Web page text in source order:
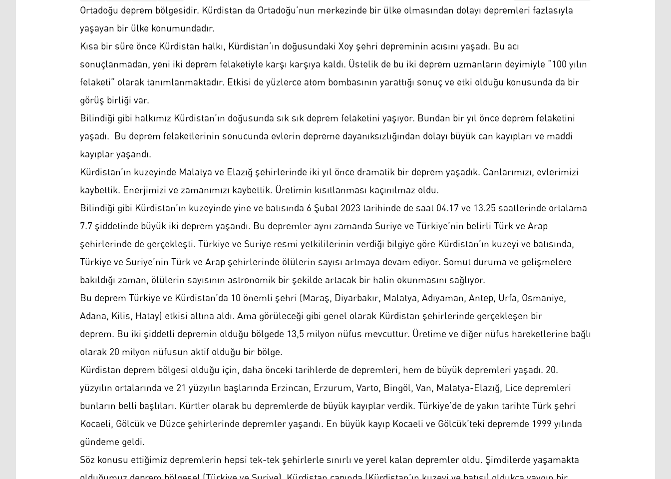
Ortadoğu deprem bölgesidir. Kürdistan da Ortadoğu’nun merkezinde bir ülke olmasından dolayı depremleri fazlasıyla
yaşayan bir ülke konumundadır.
Kısa bir süre önce Kürdistan halkı, Kürdistan’ın doğusundaki Xoy şehri depreminin acısını yaşadı. Bu acı
sonuçlanmadan, yeni iki deprem felaketiyle karşı karşıya kaldı. Üstelik de bu iki deprem uzmanların deyimiyle “100 yılın
felaketi” olarak tanımlanmaktadır. Etkisi de yüzlerce atom bombasının yarattığı sonuç ve etki olduğu konusunda da bir
görüş birliği var.
Bilindiği gibi halkımız Kürdistan’ın doğusunda sık sık deprem felaketini yaşıyor. Bundan bir yıl önce deprem felaketini
yaşadı. Bu deprem felaketlerinin sonucunda evlerin depreme dayanıksızlığından dolayı büyük can kayıpları ve maddi
kayıplar yaşandı.
Kürdistan’ın kuzeyinde Malatya ve Elazığ şehirlerinde iki yıl önce dramatik bir deprem yaşadık. Canlarımızı, evlerimizi
kaybettik. Enerjimizi ve zamanımızı kaybettik. Üretimin kısıtlanması kaçınılmaz oldu.
Bilindiği gibi Kürdistan’ın kuzeyinde yine ve batısında 6 Şubat 2023 tarihinde de saat 04.17 ve 13.25 saatlerinde ortalama
7.7 şiddetinde büyük iki deprem yaşandı. Bu depremler aynı zamanda Suriye ve Türkiye’nin belirli Türk ve Arap
şehirlerinde de gerçekleşti. Türkiye ve Suriye resmi yetkililerinin verdiği bilgiye göre Kürdistan’ın kuzeyi ve batısında,
Türkiye ve Suriye’nin Türk ve Arap şehirlerinde ölülerin sayısı artmaya devam ediyor. Somut duruma ve gelişmelere
bakıldığı zaman, ölülerin sayısının astronomik bir şekilde artacak bir halin okunmasını sağlıyor.
Bu deprem Türkiye ve Kürdistan’da 10 önemli şehri (Maraş, Diyarbakır, Malatya, Adıyaman, Antep, Urfa, Osmaniye,
Adana, Kilis, Hatay) etkisi altına aldı. Ama görüleceği gibi genel olarak Kürdistan şehirlerinde gerçekleşen bir
deprem. Bu iki şiddetli depremin olduğu bölgede 13,5 milyon nüfus mevcuttur. Üretime ve diğer nüfus hareketlerine bağlı
olarak 20 milyon nüfusun aktif olduğu bir bölge.
Kürdistan deprem bölgesi olduğu için, daha önceki tarihlerde de depremleri, hem de büyük depremleri yaşadı. 20.
yüzyılın ortalarında ve 21 yüzyılın başlarında Erzincan, Erzurum, Varto, Bingöl, Van, Malatya-Elazığ, Lice depremleri
bunların belli başlıları. Kürtler olarak bu depremlerde de büyük kayıplar verdik. Türkiye’de de yakın tarihte Türk şehri
Kocaeli, Gölcük ve Düzce şehirlerinde depremler yaşandı. En büyük kayıp Kocaeli ve Gölcük’teki depremde 1999 yılında
gündeme geldi.
Söz konusu ettiğimiz depremlerin hepsi tek-tek şehirlerle sınırlı ve yerel kalan depremler oldu. Şimdilerde yaşamakta